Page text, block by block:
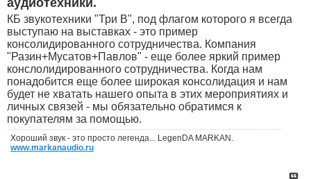
аудиотехники.
КБ звукотехники "Три В", под флагом которого я всегда
выступаю на выставках - это пример
консолидированного сотрудничества. Компания
"Разин+Мусатов+Павлов" - еще более яркий пример
конслолидированного сотрудничества. Когда нам
понадобится еще более широкая консолидация и нам
будет не хватать нашего опыта в этих мероприятиях и
личных связей - мы обязательно обратимся к
покупателям за помощью.
Хороший звук - это просто легенда... LegenDA MARKAN.
www.markanaudio.ru